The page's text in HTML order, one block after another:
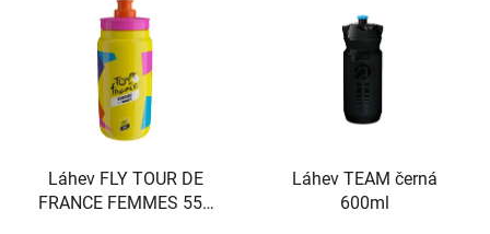
Láhev FLY TOUR DE
FRANCE FEMMES 550
Láhev TEAM černá
600ml